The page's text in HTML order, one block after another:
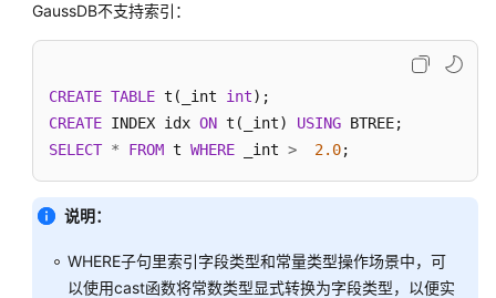
GaussDB不支持索引：
CREATE TABLE t(_int int
CREATE INDEX idx ON t(_int) USING
SELECT * FROM t WHERE _int > 2.0;
说明：
WHERE子句里索引字段类型和常量类型操作场景中，可
以使用cast函数将常数类型显式转换为字段类型，以便实